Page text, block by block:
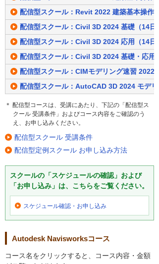
配信型スクール：Revit 2022 建築基本操作
配信型スクール：Civil 3D 2024 基礎（14日
配信型スクール：Civil 3D 2024 応用（14日
配信型スクール：Civil 3D 2024 基礎・応用
配信型スクール：CIMモデリング速習 2022
配信型スクール：AutoCAD 3D 2024 モデリ
＊ 配信型コースは、受講にあたり、下記の「配信型ス
クール 受講条件」およびコース内容をご確認のう
え、お申し込みください。
配信型スクール 受講条件
配信型定例スクール お申し込み方法
スクールの「スケジュールの確認」および
「お申し込み」は、こちらをご覧ください。
スケジュール確認・ お申し込み
Autodesk Navisworksコース
コース名をクリックすると、コース内容・金額